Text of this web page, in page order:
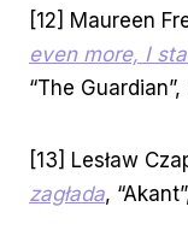
[12] Maureen
even more, I
“The
[13] Lesław
zagłada,